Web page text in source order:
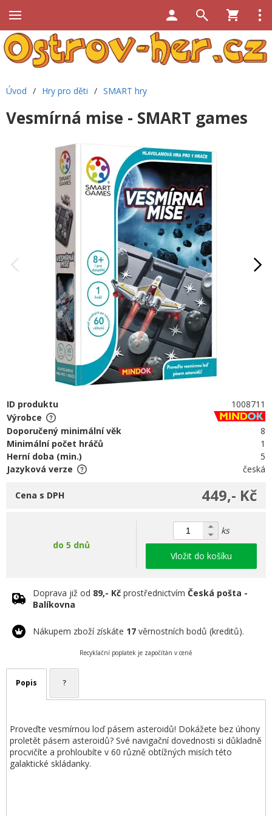
Úvod / Hry pro děti / SMART hry
Vesmírná mise - SMART games
ID produktu
1008711
Výrobce
Doporučený minimální věk
8
Minimální počet hráčů
1
Herní doba (min.)
5
Jazyková verze
česká
449,- Kč
Cena s DPH
do 5 dnů
ks
Vložit do košíku
Doprava již od 89,- Kč prostřednictvím Česká pošta -
Balíkovna
Nákupem zboží získáte 17 věrnostních bodů (kreditů).
Recyklační poplatek je započítán v ceně
Popis ?
Proveďte vesmírnou loď pásem asteroidů! Dokážete bez úhony
proletět pásem asteroidů? Své navigační dovednosti si důkladně
procvičíte a prohloubíte v 60 různě obtížných misích této
galaktické skládanky.